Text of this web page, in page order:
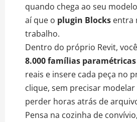
quando chega ao seu
aí que o plugin Blocks entra
trabalho.
Dentro do próprio Revit,
8.000 famílias paramétricas
reais e insere cada peça no
clique, sem precisar
perder horas atrás de
Pensa na cozinha de